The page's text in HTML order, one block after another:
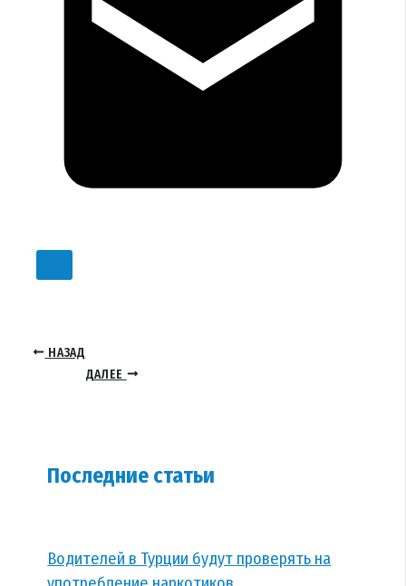
НАЗАД
ДАЛЕЕ
Последние статьи
Водителей в Турции будут проверять на